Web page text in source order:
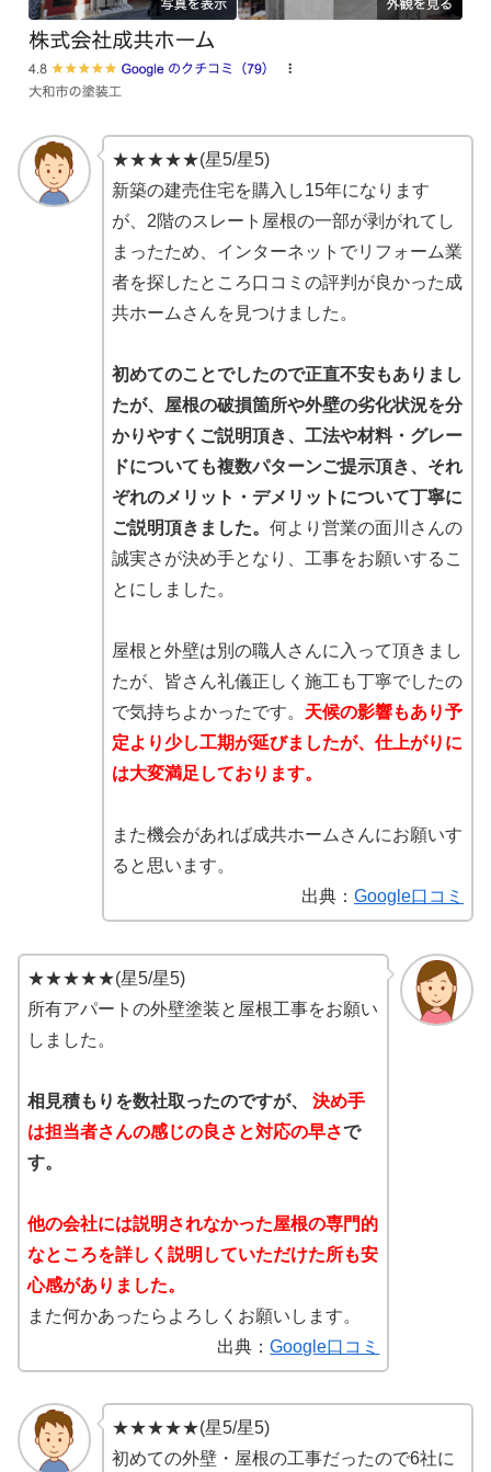
★★★★★(星5/星5)
新築の建売住宅を購入し15年になります
が、2階のスレート屋根の一部が剥がれてし
まったため、インターネットでリフォーム業
者を探したところ口コミの評判が良かった成
共ホームさんを見つけました。
初めてのことでしたので正直不安もありまし
たが、屋根の破損箇所や外壁の劣化状況を分
かりやすくご説明頂き、工法や材料・グレー
ドについても複数パターンご提示頂き、それ
ぞれのメリット・デメリットについて丁寧に
ご説明頂きました。 何より営業の面川さんの
誠実さが決め手となり、工事をお願いするこ
とにしました。
屋根と外壁は別の職人さんに入って頂きまし
たが、皆さん礼儀正しく施工も丁寧でしたの
で気持ちよかったです。 天候の影響もあり予
定より少し工期が延びましたが、仕上がりに
は大変満足しております。
また機会があれば成共ホームさんにお願いす
ると思います。
出典： Google口コミ
★★★★★(星5/星5)
所有アパートの外壁塗装と屋根工事をお願い
しました。
相見積もりを数社取ったのですが、 決め手
は担当者さんの感じの良さと対応の早さで
す。
他の会社には説明されなかった屋根の専門的
なところを詳しく説明していただけた所も安
心感がありました。
また何かあったらよろしくお願いします。
出典：Google口コミ
★★★★★(星5/星5)
初めての外壁・屋根の工事だったので6社に